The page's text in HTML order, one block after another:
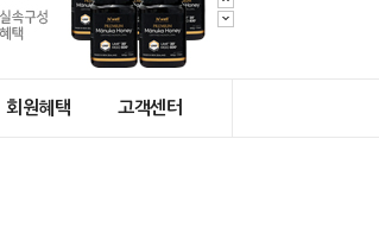
회원혜택 고객센터